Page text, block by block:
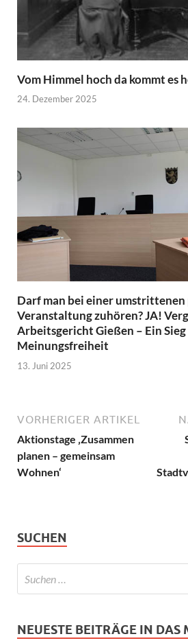
Vom Himmel hoch da kommt es
24. Dezember 2025
Darf man bei einer
Veranstaltung zuhören? JA!
Arbeitsgericht Gießen – Ein
Meinungsfreiheit
13. Juni 2025
VORHERIGER ARTIKEL
Aktionstage ‚Zusammen
planen – gemeinsam
Wohnen‘
SUCHEN
NEUESTE BEITRÄGE IN DAS